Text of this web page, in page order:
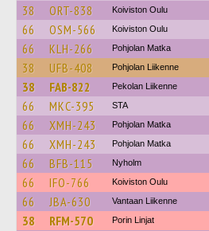
38 ORT-838 Koiviston Oulu
66 OSM-566 Koiviston Oulu
66 KLH-266 Pohjolan Matka
38 UFB-408 Pohjolan Liikenne
38 FAB-822 Pekolan Liikenne
66 MKC-395 STA
66 XMH-243 Pohjolan Matka
66 XMH-243 Pohjolan Matka
66 BFB-115 Nyholm
66 IFO-766 Koiviston Oulu
66 JBA-630 Vantaan Liikenne
38 RFM-570 Porin Linjat